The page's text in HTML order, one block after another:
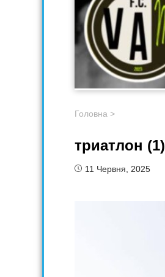
Головна >
триатлон (1)
11 Червня, 2025